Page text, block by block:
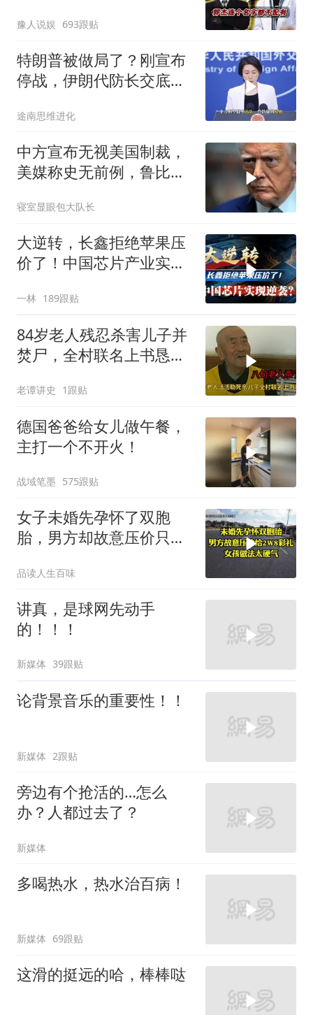
豫人说娱 693跟贴
特朗普被做局了？刚宣布
停战，伊朗代防长交底，
途南思维进化
中方宣布无视美国制裁，
美媒称史无前例，鲁比
寝室显眼包大队长
大逆转，长鑫拒绝苹果压
价了！中国芯片产业实现
一林 189跟贴
84岁老人残忍杀害儿子并
焚尸，全村联名上书恳求
落泪
老谭讲史 1跟贴
德国爸爸给女儿做午餐，
主打一个不开火！
战域笔墨 575跟贴
女子未婚先孕怀了双胞
胎，男方却故意压价只给
品读人生百味
讲真，是球网先动手
的！！！
新媒体 39跟贴
论背景音乐的重要性！！
新媒体 2跟贴
旁边有个抢活的…怎么
办？人都过去了？
新媒体
多喝热水，热水治百病！
新媒体 69跟贴
这滑的挺远的哈，棒棒哒